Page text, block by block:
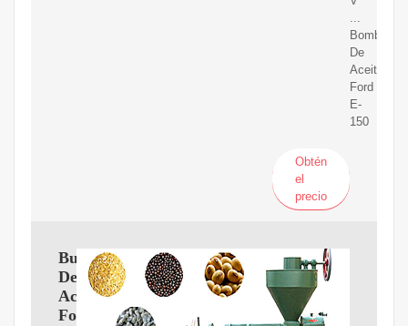
Bomba
De
Aceite
Ford
E-
150
Obtén
el
precio
Bulbo
De
Aceite
Ford